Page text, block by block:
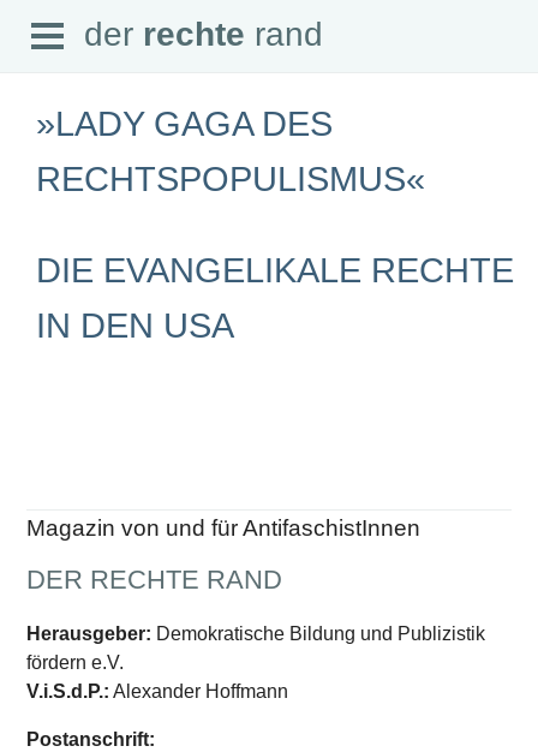
der rechte rand
Home
Suche
Magazin
Schwerpunkte Übersicht
Schwerpunkt zur USA und Faschist Trump
Schwerpunkt »Identitäre Bewegung«
Schwerpunkt »Reichsbürger«
Schwerpunkt NPD
AUSGABEN
Ausgaben Übersicht
Open
Menu
der rechte rand
»LADY GAGA DES
RECHTSPOPULISMUS«
DIE EVANGELIKALE RECHTE
IN DEN USA
Magazin von und für AntifaschistInnen
DER RECHTE RAND
Herausgeber: Demokratische Bildung und Publizistik
fördern e.V.
V.i.S.d.P.: Alexander Hoffmann
Postanschrift: